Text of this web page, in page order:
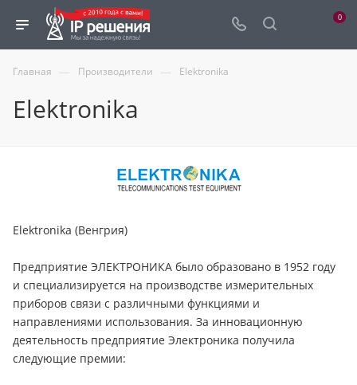
0
Главная — Производители — Elektronika
Elektronika
Elektronika (Венгрия)
Предприятие ЭЛЕКТРОНИКА было образовано в 1952 году
и специализируется на производстве измерительных
приборов связи с различными функциями и
направлениями использования. За инновационную
деятельность предприятие Электроника получила
следующие премии: